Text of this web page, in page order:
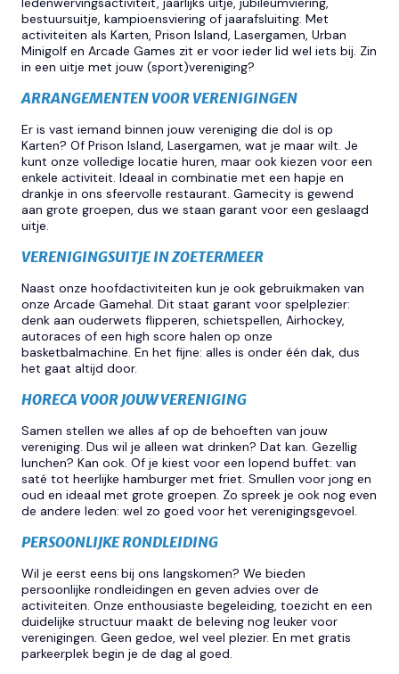
bestuursuitje, kampioensviering of jaarafsluiting. Met
activiteiten als Karten, Prison Island, Lasergamen, Urban
Minigolf en Arcade Games zit er voor ieder lid wel iets bij. Zin
in een uitje met jouw (sport)vereniging?
ARRANGEMENTEN VOOR VERENIGINGEN
Er is vast iemand binnen jouw vereniging die dol is op
Karten? Of Prison Island, Lasergamen, wat je maar wilt. Je
kunt onze volledige locatie huren, maar ook kiezen voor een
enkele activiteit. Ideaal in combinatie met een hapje en
drankje in ons sfeervolle restaurant. Gamecity is gewend
aan grote groepen, dus we staan garant voor een geslaagd
uitje.
VERENIGINGSUITJE IN ZOETERMEER
Naast onze hoofdactiviteiten kun je ook gebruikmaken van
onze Arcade Gamehal. Dit staat garant voor spelplezier:
denk aan ouderwets flipperen, schietspellen, Airhockey,
autoraces of een high score halen op onze
basketbalmachine. En het fijne: alles is onder één dak, dus
het gaat altijd door.
HORECA VOOR JOUW VERENIGING
Samen stellen we alles af op de behoeften van jouw
vereniging. Dus wil je alleen wat drinken? Dat kan. Gezellig
lunchen? Kan ook. Of je kiest voor een lopend buffet: van
saté tot heerlijke hamburger met friet. Smullen voor jong en
oud en ideaal met grote groepen. Zo spreek je ook nog even
de andere leden: wel zo goed voor het verenigingsgevoel.
PERSOONLIJKE RONDLEIDING
Wil je eerst eens bij ons langskomen? We bieden
persoonlijke rondleidingen en geven advies over de
activiteiten. Onze enthousiaste begeleiding, toezicht en een
duidelijke structuur maakt de beleving nog leuker voor
verenigingen. Geen gedoe, wel veel plezier. En met gratis
parkeerplek begin je de dag al goed.